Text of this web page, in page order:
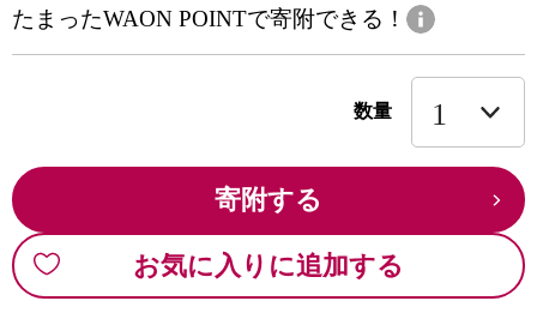
たまったWAON POINTで寄附できる！
数量
寄附する
お気に入りに追加する